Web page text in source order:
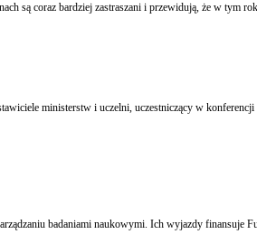
są coraz bardziej zastraszani i przewidują, że w tym
ministerstw i uczelni, uczestniczący w
badaniami naukowymi. Ich wyjazdy finansuje